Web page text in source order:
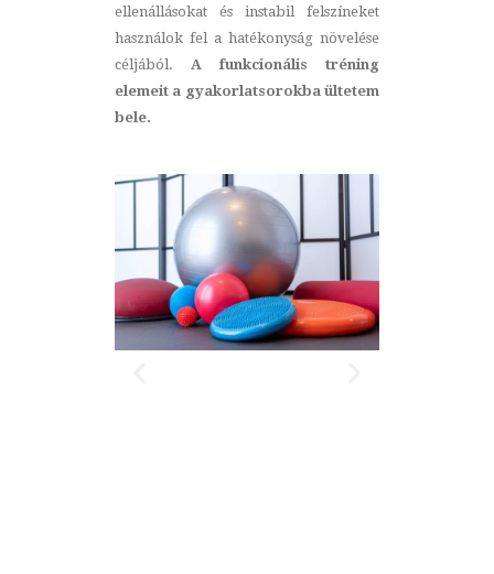
ellenállásokat és instabil felszíneket
használok fel a hatékonyság növelése
céljából. A funkcionális tréning
elemeit a gyakorlatsorokba ültetem
bele.